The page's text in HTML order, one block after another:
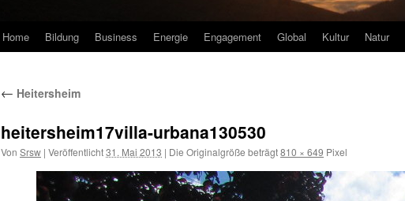
Home Bildung Business Energie Engagement Global Kultur Natur
← Heitersheim
heitersheim17villa-urbana130530
Von Srsw | Veröffentlicht31. Mai 2013 | Die Originalgröße beträgt810 × 649 Pixel